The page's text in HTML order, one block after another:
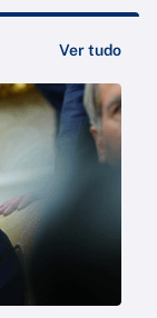
Ver tudo